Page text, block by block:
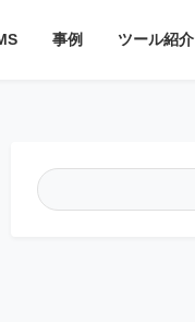
事例 ツール紹介